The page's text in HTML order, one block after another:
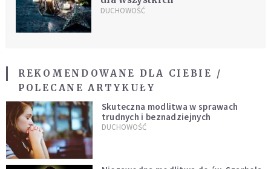
DUCHOWOŚĆ
REKOMENDOWANE DLA CIEBIE /
POLECANE ARTYKUŁY
Skuteczna modlitwa w sprawach
trudnych i beznadziejnych
DUCHOWOŚĆ